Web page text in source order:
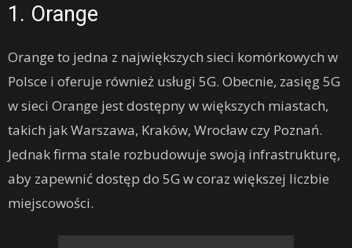
1. Orange
Orange to jedna z największych sieci komórkowych w
Polsce i oferuje również usługi 5G. Obecnie, zasięg 5G
w sieci Orange jest dostępny w większych miastach,
takich jak Warszawa, Kraków, Wrocław czy Poznań.
Jednak firma stale rozbudowuje swoją infrastrukturę,
aby zapewnić dostęp do 5G w coraz większej liczbie
miejscowości.